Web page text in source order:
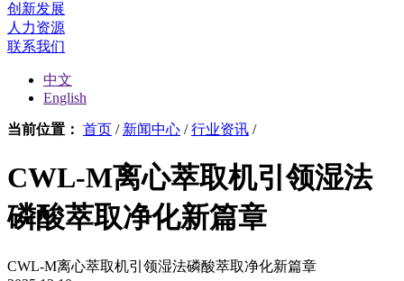
创新发展
人力资源
联系我们
中文
English
当前位置： 首页 / 新闻中心 / 行业资讯 /
CWL-M离心萃取机引领湿法
磷酸萃取净化新篇章
CWL-M离心萃取机引领湿法磷酸萃取净化新篇章